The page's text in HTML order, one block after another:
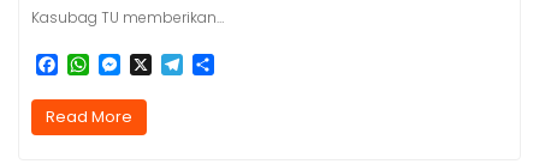
Kasubag TU memberikan…
c
e
W
a
t
M
s
s
X T
Read More